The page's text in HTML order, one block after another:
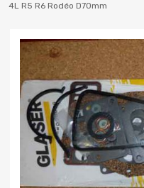
4L R5 R6 Rodéo D70mm